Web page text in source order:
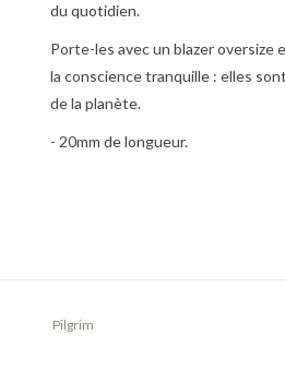
du quotidien.
Porte-les avec un blazer
la conscience tranquille : elles
de la planète.
- 20mm de longueur.
Pilgrim